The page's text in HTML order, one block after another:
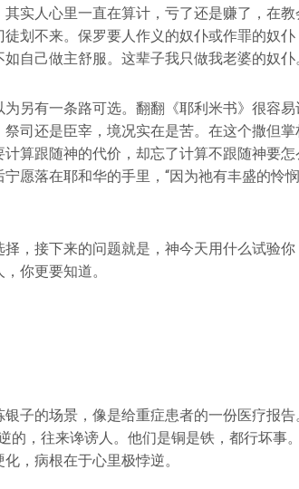
实人心里一直在算计，亏了还是赚了，在
划不来。保罗要人作义的奴仆或作罪的奴仆
自己做主舒服。这辈子我只做我老婆的奴仆
另有一条路可选。翻翻《耶利米书》很容
司还是臣宰，境况实在是苦。在这个撒但掌
算跟随神的代价，却忘了计算不跟随神要
愿落在耶和华的手里，“因为祂有丰盛的怜
，接下来的问题就是，神今天用什么试验你
你更要知道。
子的场景，像是给重症患者的一份医疗报告
的，往来谗谤人。他们是铜是铁，都行坏事
，病根在于心里极悖逆。